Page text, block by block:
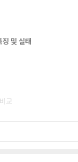
및 실태
교